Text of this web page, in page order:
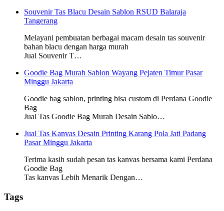
Souvenir Tas Blacu Desain Sablon RSUD Balaraja
Tangerang
Melayani pembuatan berbagai macam desain tas souvenir
bahan blacu dengan harga murah
Jual Souvenir T…
Goodie Bag Murah Sablon Wayang Pejaten Timur Pasar
Minggu Jakarta
Goodie bag sablon, printing bisa custom di Perdana Goodie
Bag
Jual Tas Goodie Bag Murah Desain Sablo…
Jual Tas Kanvas Desain Printing Karang Pola Jati Padang
Pasar Minggu Jakarta
Terima kasih sudah pesan tas kanvas bersama kami Perdana
Goodie Bag
Tas kanvas Lebih Menarik Dengan…
Tags